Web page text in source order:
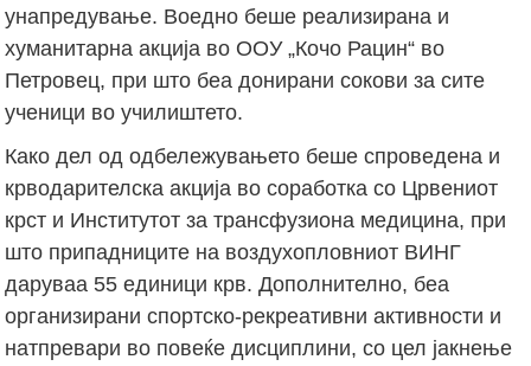
унапредување. Воедно беше реализирана и
хуманитарна акција во ООУ „Кочо Рацин“ во
Петровец, при што беа донирани сокови за сите
ученици во училиштето.
Како дел од одбележувањето беше спроведена и
крводарителска акција во соработка со Црвениот
крст и Институтот за трансфузиона медицина, при
што припадниците на воздухопловниот ВИНГ
даруваа 55 единици крв. Дополнително, беа
организирани спортско-рекреативни активности и
натпревари во повеќе дисциплини, со цел јакнење